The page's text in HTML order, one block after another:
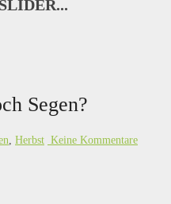
Segen?
Herbst Keine Kommentare